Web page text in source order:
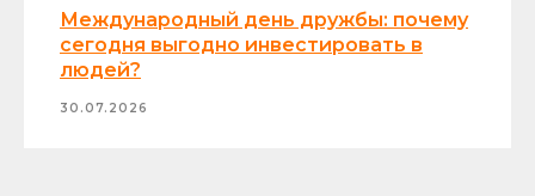
Международный день дружбы: почему
сегодня выгодно инвестировать в
людей?
30.07.2026